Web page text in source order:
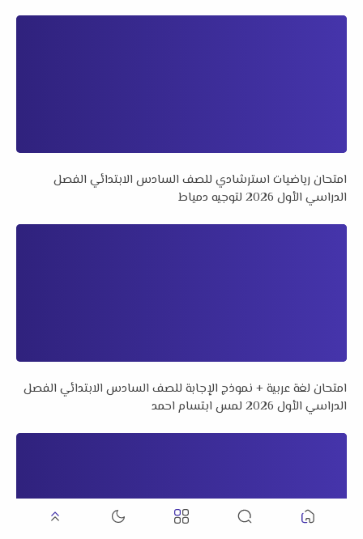
امتحان رياضيات استرشادي للصف السادس الابتدائي الفصل
الدراسي الأول 2026 لتوجيه دمياط
امتحان لغة عربية + نموذج الإجابة للصف السادس الابتدائي الفصل
الدراسي الأول 2026 لمس ابتسام احمد